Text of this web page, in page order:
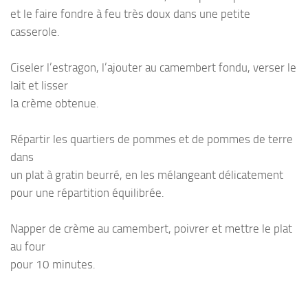
et le faire fondre à feu très doux dans une petite
casserole.
Ciseler l’estragon, l’ajouter au camembert fondu, verser le
lait et lisser
la crème obtenue.
Répartir les quartiers de pommes et de pommes de terre
dans
un plat à gratin beurré, en les mélangeant délicatement
pour une répartition équilibrée.
Napper de crème au camembert, poivrer et mettre le plat
au four
pour 10 minutes.